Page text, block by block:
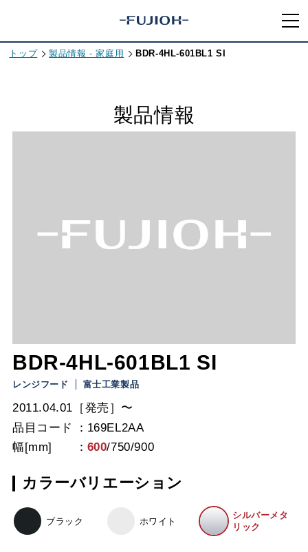
トップ 製品情報 - 家庭用 BDR-4HL-601BL1 SI
製品情報
BDR-4HL-601BL1 SI
レンジフード 富士工業製品
2011.04.01［発売］〜
品目コード
169EL2AA
幅[mm]
600/750/900
カラーバリエーション
ブラック ホワイト
シルバーメタ
リック